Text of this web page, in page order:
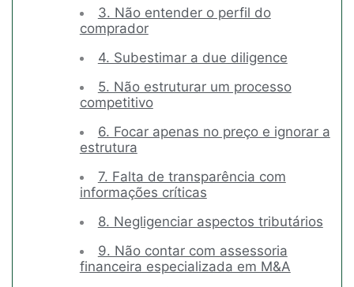
3. Não entender o perfil do
comprador
4. Subestimar a due diligence
5. Não estruturar um processo
competitivo
6. Focar apenas no preço e ignorar a
estrutura
7. Falta de transparência com
informações críticas
8. Negligenciar aspectos tributários
9. Não contar com assessoria
financeira especializada em M&A